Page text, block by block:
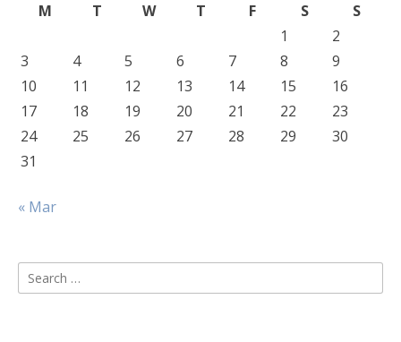
M
T W T F S
S
1
2
3
4 5 6 7 8
9
10
11 12 13 14 15
16
17
18 19 20 21 22
23
24
25 26 27 28 29
30
31
« Mar
Search
for: